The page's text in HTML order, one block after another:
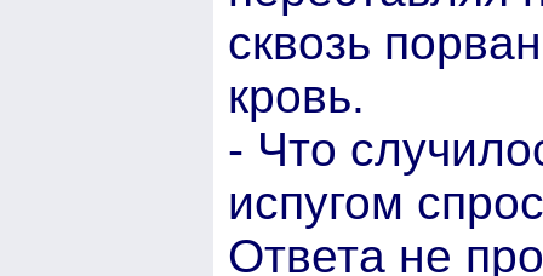
сквозь
кровь.
- Что
испугом
Ответа не